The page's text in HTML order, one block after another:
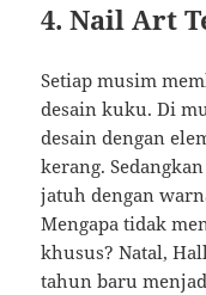
4. Nail Art
Setiap musim
desain kuku. Di
desain dengan
kerang.
jatuh dengan
Mengapa tidak
khusus? Natal,
tahun baru